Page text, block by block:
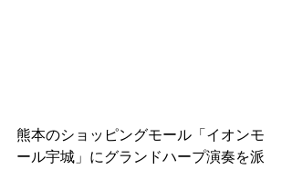
熊本のショッピングモール「イオンモ
ール宇城」にグランドハープ演奏を派